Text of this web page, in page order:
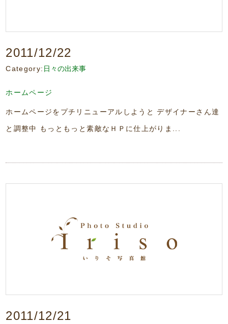
2011/12/22
Category: 日々の出来事
ホームページ
ホームページをプチリニューアルしようと デザイナーさん達
と調整中 もっともっと素敵なＨＰに仕上がりま...
2011/12/21